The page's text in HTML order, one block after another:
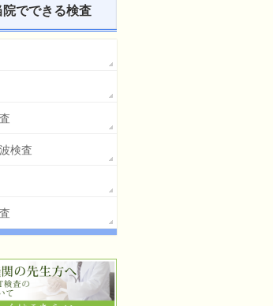
院でできる検査
検査